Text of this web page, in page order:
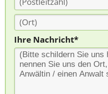
Ihre Nachricht*